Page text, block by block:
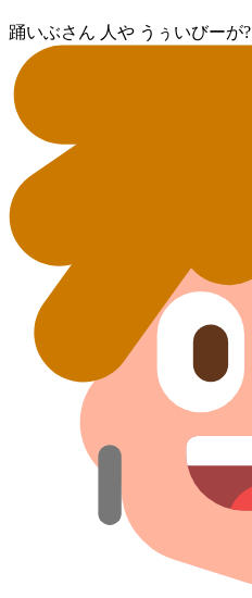
踊いぶさん 人⁠や うぅいびーが?